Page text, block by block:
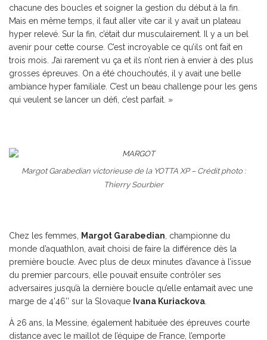
chacune des boucles et soigner la gestion du début à la fin.
Mais en même temps, il faut aller vite car il y avait un plateau
hyper relevé. Sur la fin, c’était dur musculairement. Il y a un bel
avenir pour cette course. C’est incroyable ce qu’ils ont fait en
trois mois. J’ai rarement vu ça et ils n’ont rien à envier à des plus
grosses épreuves. On a été chouchoutés, il y avait une belle
ambiance hyper familiale. C’est un beau challenge pour les gens
qui veulent se lancer un défi, c’est parfait. »
Margot Garabedian victorieuse de la YOTTA XP – Crédit photo :
Thierry Sourbier
Chez les femmes, Margot Garabedian , championne du
monde d’aquathlon, avait choisi de faire la différence dès la
première boucle. Avec plus de deux minutes d’avance à l’issue
du premier parcours, elle pouvait ensuite contrôler ses
adversaires jusqu’à la dernière boucle qu’elle entamait avec une
marge de 4’46’’ sur la Slovaque Ivana Kuriackova
À 26 ans, la Messine, également habituée des épreuves courte
distance avec le maillot de l’équipe de France, l’emporte